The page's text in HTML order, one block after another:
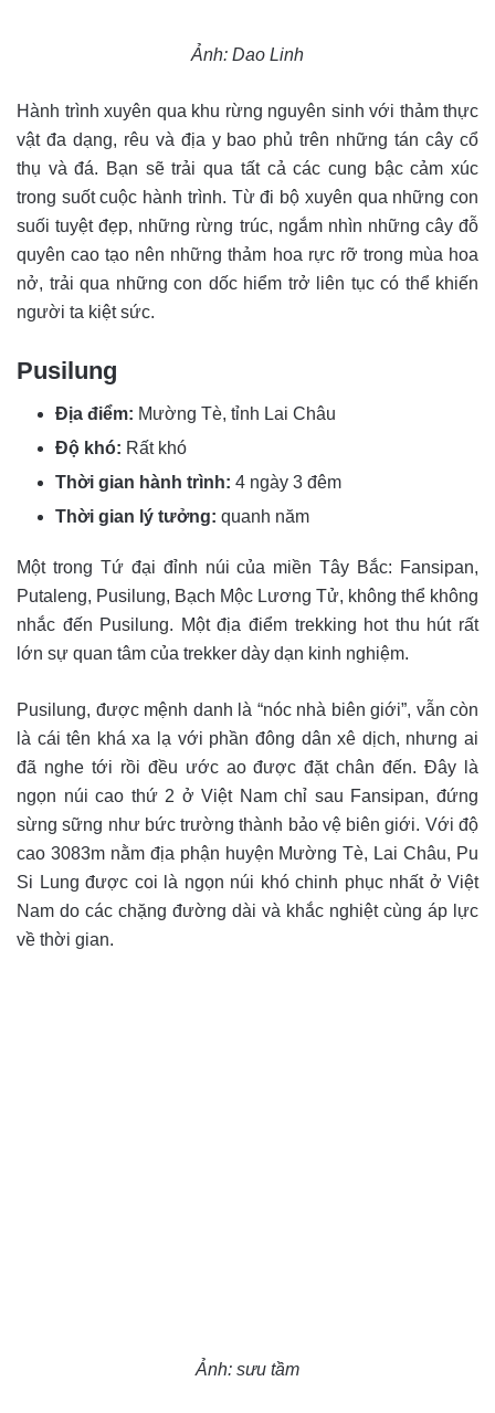
Ảnh: Dao Linh
Hành trình xuyên qua khu rừng nguyên sinh với thảm thực
vật đa dạng, rêu và địa y bao phủ trên những tán cây cổ
thụ và đá. Bạn sẽ trải qua tất cả các cung bậc cảm xúc
trong suốt cuộc hành trình. Từ đi bộ xuyên qua những con
suối tuyệt đẹp, những rừng trúc, ngắm nhìn những cây đỗ
quyên cao tạo nên những thảm hoa rực rỡ trong mùa hoa
nở, trải qua những con dốc hiểm trở liên tục có thể khiến
người ta kiệt sức.
Pusilung
Địa điểm: Mường Tè, tỉnh Lai Châu
Độ khó: Rất khó
Thời gian hành trình: 4 ngày 3 đêm
Thời gian lý tưởng: quanh năm
Một trong Tứ đại đỉnh núi của miền Tây Bắc: Fansipan,
Putaleng, Pusilung, Bạch Mộc Lương Tử, không thể không
nhắc đến Pusilung. Một địa điểm trekking hot thu hút rất
lớn sự quan tâm của trekker dày dạn kinh nghiệm.
Pusilung, được mệnh danh là “nóc nhà biên giới”, vẫn còn
là cái tên khá xa lạ với phần đông dân xê dịch, nhưng ai
đã nghe tới rồi đều ước ao được đặt chân đến. Đây là
ngọn núi cao thứ 2 ở Việt Nam chỉ sau Fansipan, đứng
sừng sững như bức trường thành bảo vệ biên giới. Với độ
cao 3083m nằm địa phận huyện Mường Tè, Lai Châu, Pu
Si Lung được coi là ngọn núi khó chinh phục nhất ở Việt
Nam do các chặng đường dài và khắc nghiệt cùng áp lực
về thời gian.
Ảnh: sưu tầm